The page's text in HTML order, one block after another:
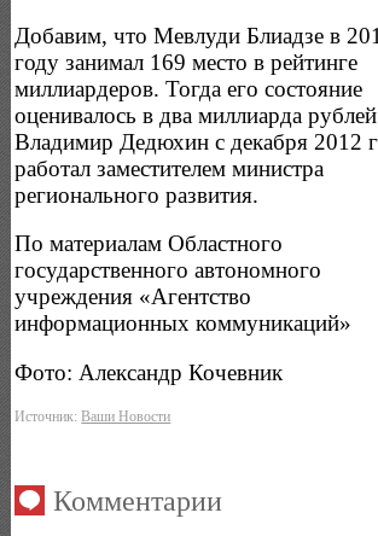
Добавим, что Мевлуди Блиадзе в
году занимал 169 место в рейтинге
миллиардеров. Тогда его состояние
оценивалось в два миллиарда
Владимир Дедюхин с декабря 2012
работал заместителем министра
регионального развития.
По материалам Областного
государственного автономного
учреждения «Агентство
информационных коммуникаций»
Фото: Александр Кочевник
Источник:Ваши Новости
Комментарии